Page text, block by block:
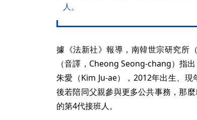
人。
據《法新社》報導，南韓世宗研究所
（音譯，Cheong Seong-chang）指
朱愛（Kim Ju-ae），2012年出生、
後若陪同父親參與更多公共事務，那
的第4代接班人。